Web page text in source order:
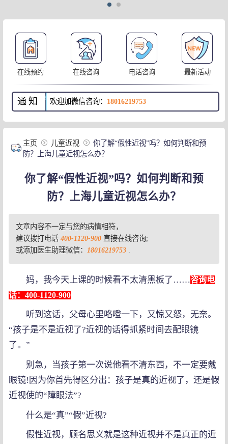
在线预约 在线咨询 电话咨询 最新活动
通知 欢迎加微信咨询： 18016219753
主页 儿童近视
你了解“假性近视”吗？如何判断和预
防？上海儿童近视怎么办？
你了解“假性近视”吗？如何判断和预
防？上海儿童近视怎么办？
文章内容不一定与您的病情相符，
建议拨打电话400-1120-900 直接在线咨询;
或添加医生助理微信：18016219753 .
妈，我今天上课的时候看不太清黑板了……咨询电
话：400-1120-900
听到这话，父母心里咯噔一下，又惊又怒，无奈。
“孩子是不是近视了?近视的话得抓紧时间去配眼镜
了。”
别急，当孩子第一次说他看不清东西，不一定要戴
眼镜!因为你首先得区分出：孩子是真的近视了，还是假
近视使的“障眼法”?
什么是“真”“假”近视?
假性近视，顾名思义就是这种近视并不是真正的近